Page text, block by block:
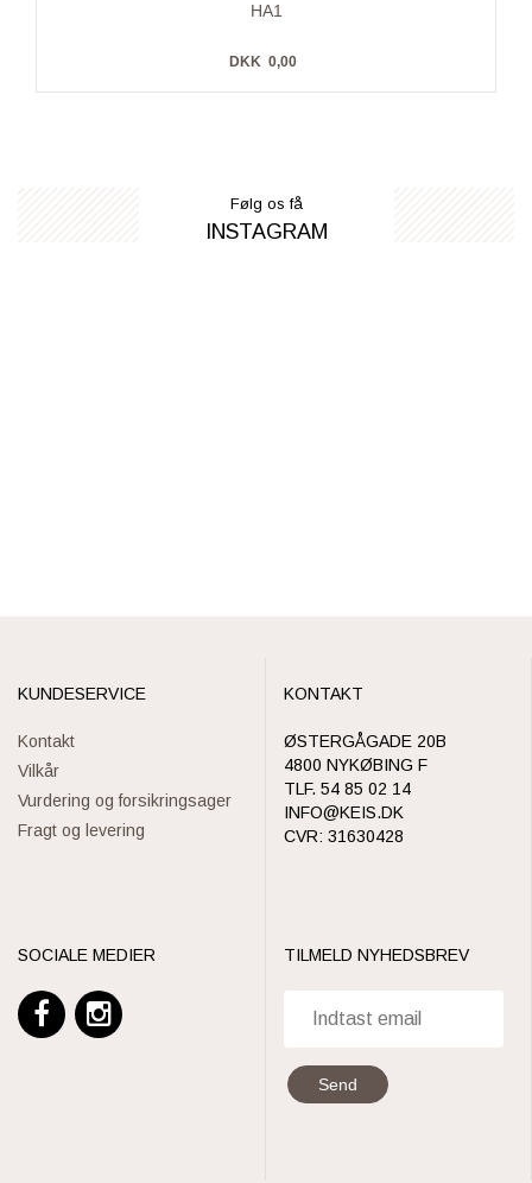
HA1
DKK 0,00
Følg os få
INSTAGRAM
KUNDESERVICE
Kontakt
Vilkår
Vurdering og forsikringsager
Fragt og levering
KONTAKT
ØSTERGÅGADE 20B
4800 NYKØBING F
TLF. 54 85 02 14
INFO@KEIS.DK
CVR: 31630428
SOCIALE MEDIER TILMELD NYHEDSBREV